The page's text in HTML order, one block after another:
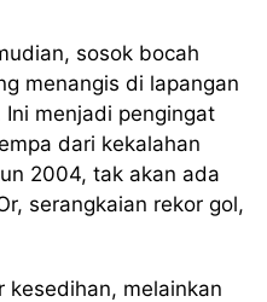
sosok bocah
menangis di lapangan
menjadi pengingat
dari kekalahan
2004, tak akan ada
serangkaian rekor gol,
kesedihan, melainkan